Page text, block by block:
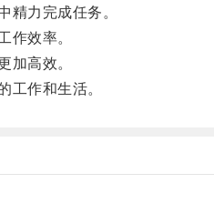
力完成任务。
效率。
高效。
作和生活。